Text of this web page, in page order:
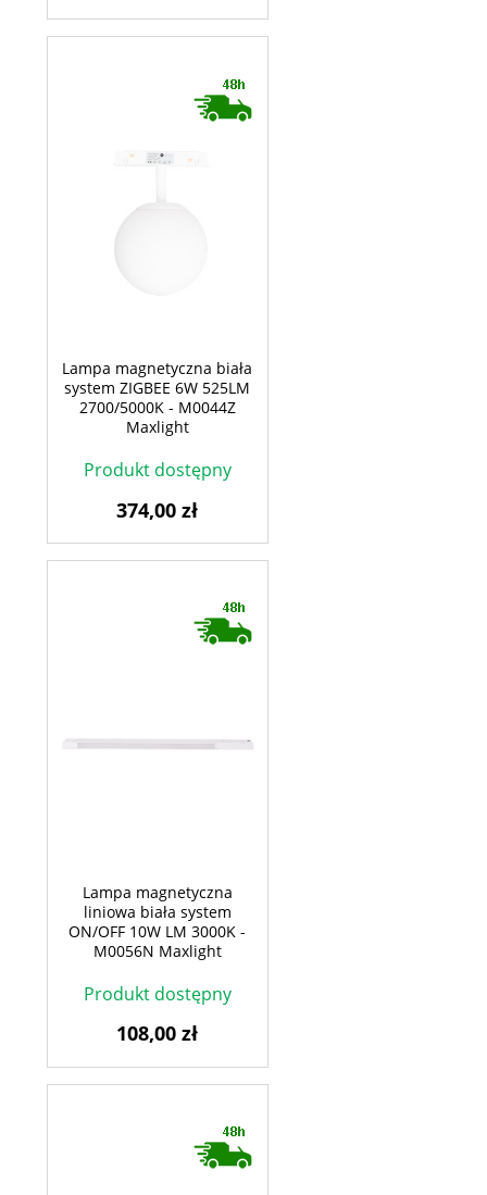
Lampa magnetyczna biała
system ZIGBEE 6W 525LM
2700/5000K - M0044Z
Maxlight
Produkt dostępny
374,00 zł
Lampa magnetyczna
liniowa biała system
ON/OFF 10W LM 3000K -
M0056N Maxlight
Produkt dostępny
108,00 zł